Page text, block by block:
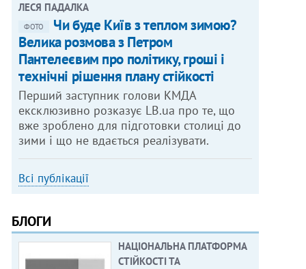
ЛЕСЯ ПАДАЛКА
ФОТО
Чи буде Київ з теплом зимою?
Велика розмова з Петром
Пантелеєвим про політику, гроші і
технічні рішення плану стійкості
Перший заступник голови КМДА
ексклюзивно розказує LB.ua про те, що
вже зроблено для підготовки столиці до
зими і що не вдається реалізувати.
Всі публікації
БЛОГИ
НАЦІОНАЛЬНА ПЛАТФОРМА
СТІЙКОСТІ ТА